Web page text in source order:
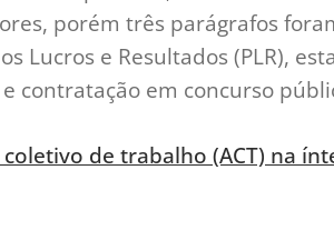
porém três parágrafos
Lucros e Resultados (PLR),
e contratação em concurso
de trabalho (ACT) na